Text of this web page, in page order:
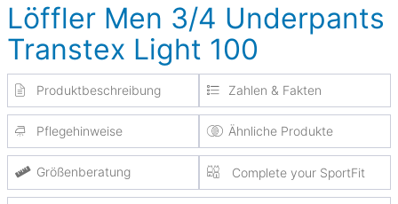
Löffler Men 3/4 Underpants
Transtex Light 100
Produktbeschreibung Zahlen & Fakten
Pflegehinweise Ähnliche Produkte
Größenberatung Complete your SportFit